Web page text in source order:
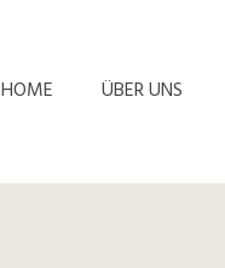
HOME ÜBER UNS